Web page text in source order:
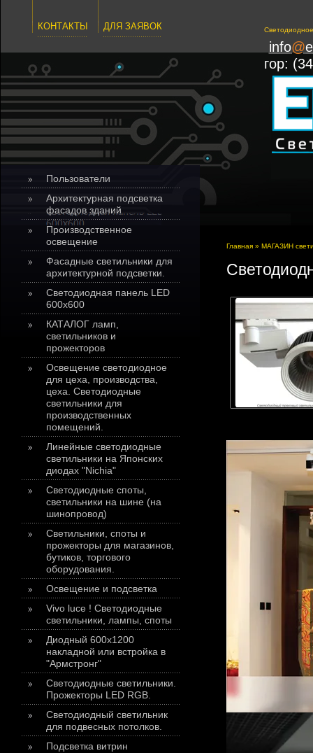
КОНТАКТЫ ДЛЯ ЗАЯВОК
Пользователи
Архитектурная подсветка
фасадов зданий
Производственное
освещение
Фасадные светильники для
архитектурной подсветки.
Светодиодная панель LED
600х600
КАТАЛОГ ламп,
светильников и
прожекторов
Освещение светодиодное
для цеха, производства,
цеха. Светодиодные
светильники для
производственных
помещений.
Линейные светодиодные
светильники на Японских
диодах "Nichia"
Светодиодные споты,
светильники на шине (на
шинопровод)
Светильники, споты и
прожекторы для магазинов,
бутиков, торгового
оборудования.
Освещение и подсветка
Vivo luce ! Светодиодные
светильники, лампы, споты
Диодный 600х1200
накладной или встройка в
"Армстронг"
Светодиодные светильники.
Прожекторы LED RGB.
Светодиодный светильник
для подвесных потолков.
Подсветка витрин
info@
гор:
Главная» МАГАЗИН